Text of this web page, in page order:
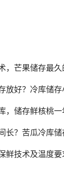
，芒果储存最久
？冷库储存小龙虾
，储存鲜核桃
长？苦瓜冷库
鲜技术及温度要